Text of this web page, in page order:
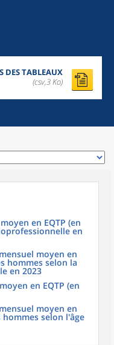
DES TABLEAUX
(csv,3 Ko)
en EQTP (en
en
moyen en
hommes selon la
en 2023
en EQTP (en
moyen en
hommes selon l'âge